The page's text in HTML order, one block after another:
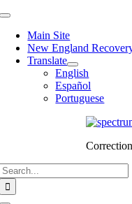
Skip
content
Toggle
Navigation
Main Site
New England
Translate
English
Español
Portuguese
Search
for: